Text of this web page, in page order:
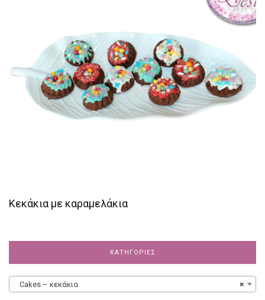
Κεκάκια με καραμελάκια
ΚΑΤΗΓΟΡΊΕΣ
×
Cakes – κεκάκια